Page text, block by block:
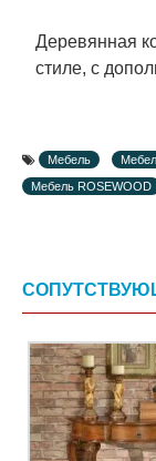
Деревянная
стиле, с
Мебель
Мебель ROSEWOOD